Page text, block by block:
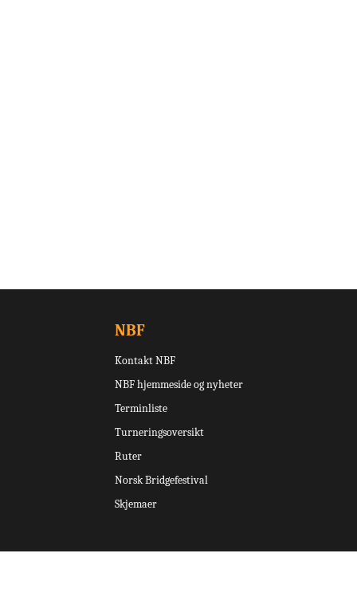
NBF
Kontakt NBF
NBF hjemmeside og nyheter
Terminliste
Turneringsoversikt
Ruter
Norsk Bridgefestival
Skjemaer